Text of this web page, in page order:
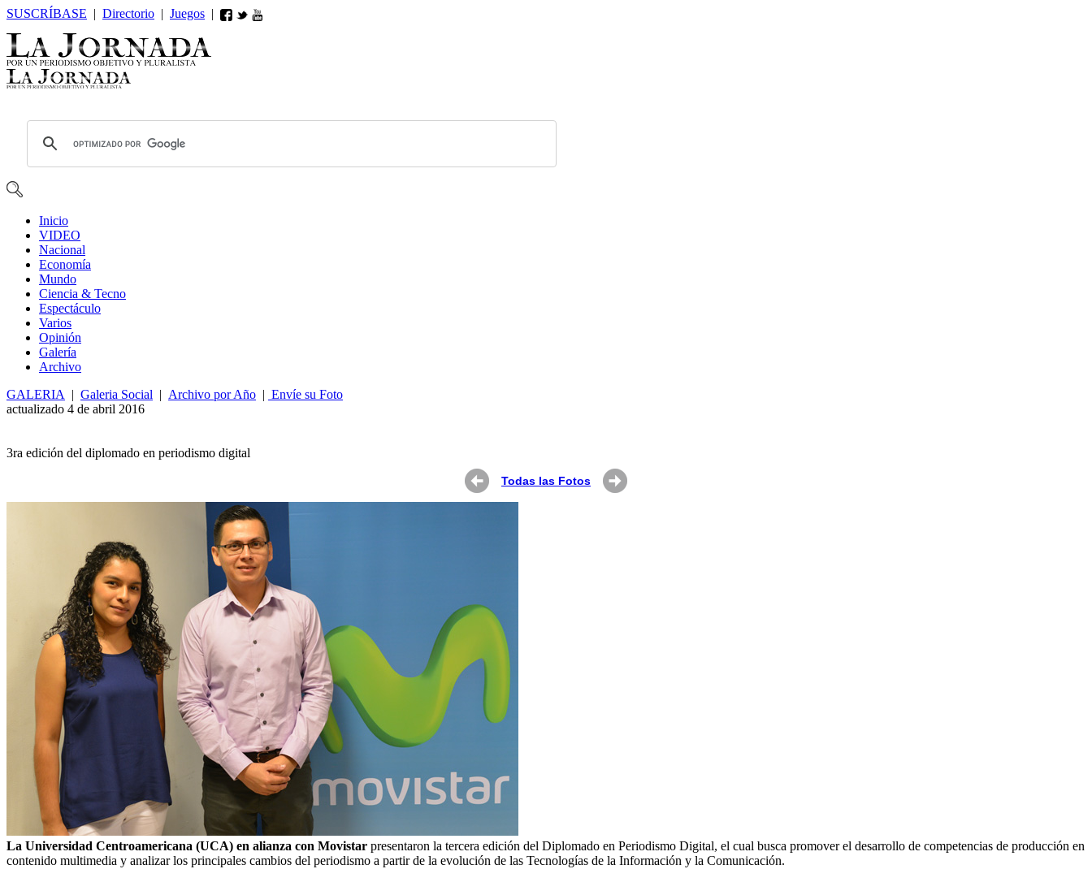
SUSCRÍBASE | Directorio | Juegos |
Inicio
VIDEO
Nacional
Economía
Mundo
Ciencia & Tecno
Espectáculo
Varios
Opinión
Galería
Archivo
GALERIA
| Galeria Social | Archivo por Año | Envíe su Foto
actualizado 4 de abril 2016
3ra edición del diplomado en periodismo digital
Todas las Fotos
La Universidad Centroamericana (UCA) en alianza con Movistar presentaron la tercera edición del Diplomado en Periodismo Digital, el cual busca promover el desarrollo de competencias de producción en
contenido multimedia y analizar los principales cambios del periodismo a partir de la evolución de las Tecnologías de la Información y la Comunicación.